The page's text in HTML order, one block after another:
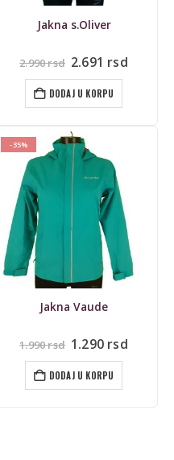
Jakna s.Oliver
2.990rsd Originalna
je
bila:
2.990 rsd.
2.691 rsd
DODAJ U KORPU
-35%
Jakna Vaude
1.990rsd Originalna
je
bila:
1.990 rsd.
1.290 rsd
DODAJ U KORPU